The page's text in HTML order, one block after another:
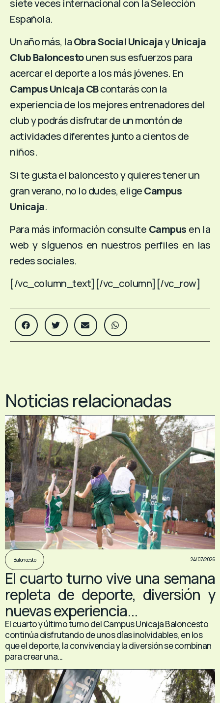
siete veces internacional con la Selección
Española.
Un año más, laObra Social UnicajayUnicaja
Club Baloncestounen sus esfuerzos para
acercar el deporte a los más jóvenes. En
Campus Unicaja CBcontarás con la
experiencia de los mejores entrenadores del
club y podrás disfrutar de un montón de
actividades diferentes junto a cientos de
niños.
Si te gusta el baloncesto y quieres tener un
gran verano, no lo dudes, eligeCampus
Unicaja.
Para más información consulte Campus en la
web y síguenos en nuestros perfiles en las
redes sociales.
[/vc_column_text][/vc_column][/vc_row]
Noticias relacionadas
Baloncesto 24/07/2026
El cuarto turno vive una semana
repleta de deporte, diversión y
nuevas experiencia...
El cuarto y último turno del Campus Unicaja Baloncesto
continúa disfrutando de unos días inolvidables, en los
que el deporte, la convivencia y la diversión se combinan
para crear una...